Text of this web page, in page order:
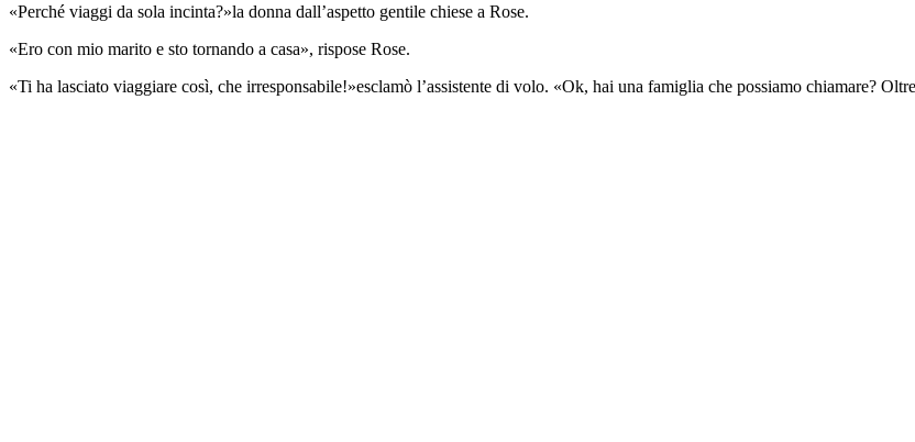
«Perché viaggi da sola incinta?»la donna dall’aspetto gentile chiese a Rose.
«Ero con mio marito e sto tornando a casa», rispose Rose.
«Ti ha lasciato viaggiare così, che irresponsabile!»esclamò l’assistente di volo. «Ok, hai una famiglia che possiamo chiamare?